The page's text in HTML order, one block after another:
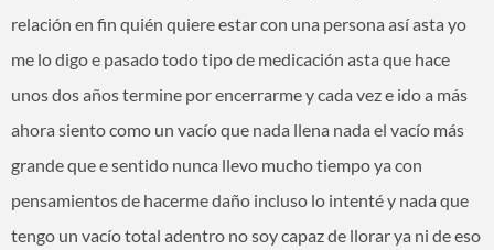
relación en fin quién quiere estar con una persona así asta yo
me lo digo e pasado todo tipo de medicación asta que hace
unos dos años termine por encerrarme y cada vez e ido a más
ahora siento como un vacío que nada llena nada el vacío más
grande que e sentido nunca llevo mucho tiempo ya con
pensamientos de hacerme daño incluso lo intenté y nada que
tengo un vacío total adentro no soy capaz de llorar ya ni de eso